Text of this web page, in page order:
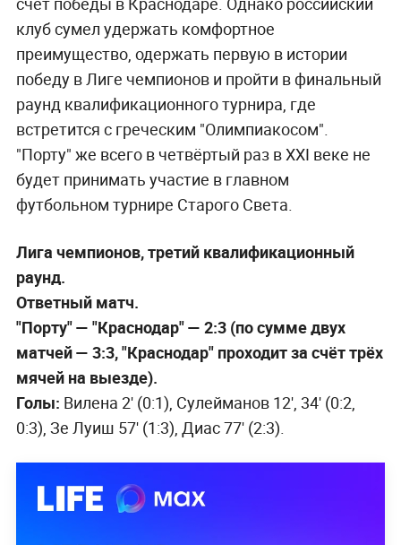
клуб сумел удержать комфортное
преимущество, одержать первую в истории
победу в Лиге чемпионов и пройти в финальный
раунд квалификационного турнира, где
встретится с греческим "Олимпиакосом".
"Порту" же всего в четвёртый раз в XXI веке не
будет принимать участие в главном
футбольном турнире Старого Света.
Лига чемпионов, третий квалификационный
раунд.
Ответный матч.
"Порту" — "Краснодар" — 2:3 (по сумме двух
матчей — 3:3, "Краснодар" проходит за счёт трёх
мячей на выезде).
Голы: Вилена 2' (0:1), Сулейманов 12', 34' (0:2,
0:3), Зе Луиш 57' (1:3), Диас 77' (2:3).